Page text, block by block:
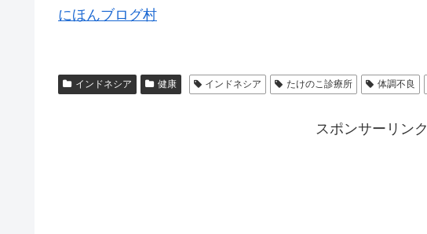
にほんブログ村
インドネシア 健康 インドネシア たけのこ診療所 体調不良
スポンサーリンク